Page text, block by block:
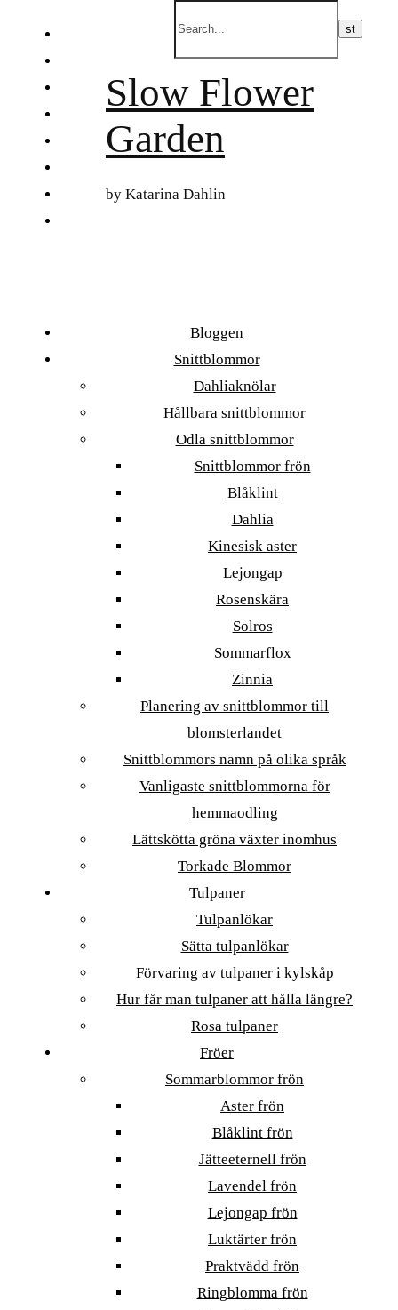
Slow Flower
Garden
by Katarina Dahlin
Bloggen
Snittblommor
Dahliaknölar
Hållbara snittblommor
Odla snittblommor
Snittblommor frön
Blåklint
Dahlia
Kinesisk aster
Lejongap
Rosenskära
Solros
Sommarflox
Zinnia
Planering av snittblommor till
blomsterlandet
Snittblommors namn på olika språk
Vanligaste snittblommorna för
hemmaodling
Lättskötta gröna växter inomhus
Torkade Blommor
Tulpaner
Tulpanlökar
Sätta tulpanlökar
Förvaring av tulpaner i kylskåp
Hur får man tulpaner att hålla längre?
Rosa tulpaner
Fröer
Sommarblommor frön
Aster frön
Blåklint frön
Jätteeternell frön
Lavendel frön
Lejongap frön
Luktärter frön
Praktvädd frön
Ringblomma frön